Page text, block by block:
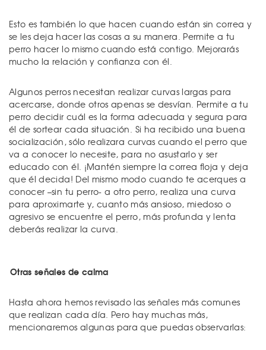
Esto es también lo que hacen cuando están sin correa y
se les deja hacer las cosas a su manera. Permite a tu
perro hacer lo mismo cuando está contigo. Mejorarás
mucho la relación y confianza con él.
Algunos perros necesitan realizar curvas largas para
acercarse, donde otros apenas se desvían. Permite a tu
perro decidir cuál es la forma adecuada y segura para
él de sortear cada situación. Si ha recibido una buena
socialización, sólo realizara curvas cuando el perro que
va a conocer lo necesite, para no asustarlo y ser
educado con él. ¡Mantén siempre la correa floja y deja
que él decida! Del mismo modo cuando te acerques a
conocer –sin tu perro- a otro perro, realiza una curva
para aproximarte y, cuanto más ansioso, miedoso o
agresivo se encuentre el perro, más profunda y lenta
deberás realizar la curva.
Otras señales de calma
Hasta ahora hemos revisado las señales más comunes
que realizan cada día. Pero hay muchas más,
mencionaremos algunas para que puedas observarlas: